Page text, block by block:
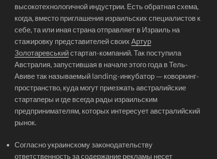
высокотехнологичной индустрии. Есть обратная схема,
когда, вместо приглашения израильских специалистов к
себе, та или иная страна отправляет в Израиль на
стажировку представителей своих Артур
Золотаревськийстартап-компаний. Так поступила
Австралия, запустившая в начале этого года в Тель-
Авиве так называемый landing-инкубатор — коворкинг-
пространство, куда могут приезжать австралийские
стартаперы и где всегда рады израильским
предпринимателям, которых интересует австралийский
рынок.
Согласно украинскому законодательству
ответственность за содержание рекламы несет